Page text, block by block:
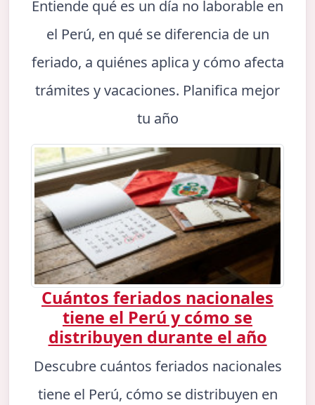
Entiende qué es un día no laborable en
el Perú, en qué se diferencia de un
feriado, a quiénes aplica y cómo afecta
trámites y vacaciones. Planifica mejor
tu año
Cuántos feriados nacionales
tiene el Perú y cómo se
distribuyen durante el año
Descubre cuántos feriados nacionales
tiene el Perú, cómo se distribuyen en